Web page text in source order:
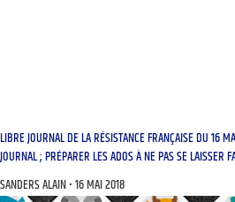
LIBRE JOURNAL DE LA RÉSISTANCE FRANÇAISE DU 16
JOURNAL ; PRÉPARER LES ADOS À NE PAS SE LAISSER
SANDERS ALAIN 16 MAI 2018